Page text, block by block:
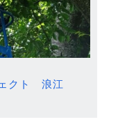
クト 浪江